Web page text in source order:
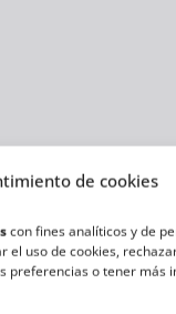
de cookies
con fines analíticos y de
el uso de cookies,
preferencias o tener más